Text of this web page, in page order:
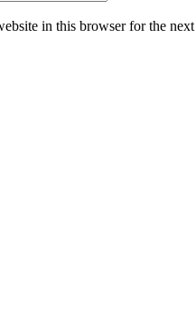
in this browser for the